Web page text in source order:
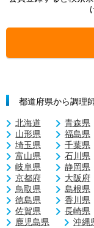
都道府県から調理
北海道 青森県
山形県
福島県
埼玉県
千葉県
富山県
石川県
岐阜県
静岡県
京都府
大阪府
鳥取県
島根県
徳島県
香川県
佐賀県
長崎県
鹿児島県
沖縄